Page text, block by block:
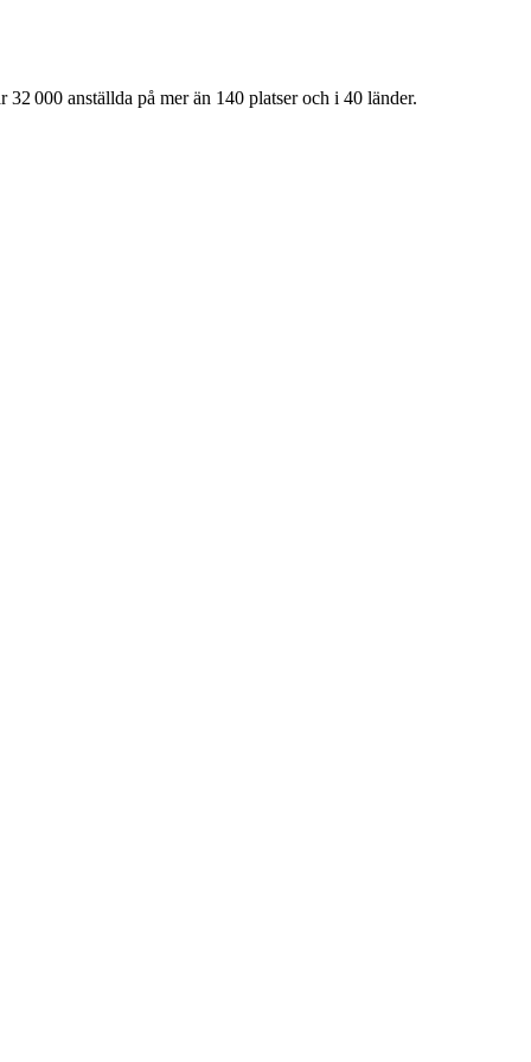
000 anställda på mer än 140 platser och i 40 länder.